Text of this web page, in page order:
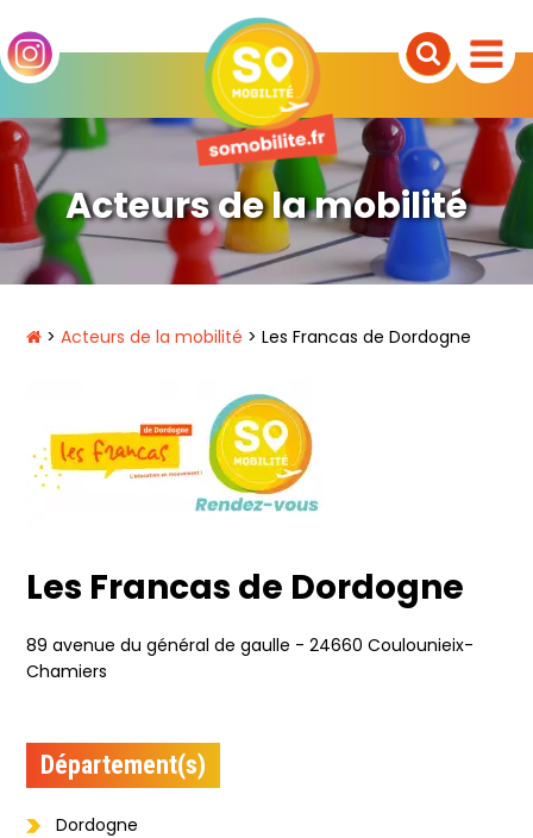
Acteurs de la mobilité
>Acteurs de la mobilité > Les Francas de Dordogne
Les Francas de Dordogne
89 avenue du général de gaulle - 24660 Coulounieix-
Chamiers
Département(s)
Dordogne